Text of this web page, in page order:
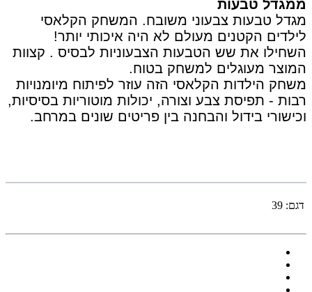
ממגדל טבעות
מגדל טבעות צבעוני משובח. המשחק הקלאסי
לילדים הקטנים מעולם לא היה איכותי יותר!
השחילו את שש הטבעות הצבעוניות לבסיס . קצוות
המוצר מעוגלים למשחק בטוח.
משחק הילדות הקלאסי הזה עוזר לפיתוח מיומנויות
רבות - תפיסת צבע וצורה, יכולות מוטוריות בסיסיות,
וכישורי בידול והבחנה בין פריטים שונים במרחב.
דגם: 39